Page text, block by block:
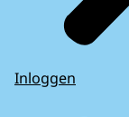
Inloggen